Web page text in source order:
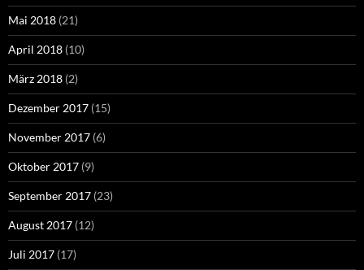
Mai 2018 (21)
April 2018 (10)
März 2018 (2)
Dezember 2017 (15)
November 2017 (6)
Oktober 2017 (9)
September 2017 (23)
August 2017 (12)
Juli 2017 (17)